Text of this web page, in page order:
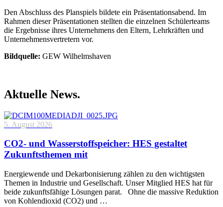
Den Abschluss des Planspiels bildete ein Präsentationsabend. Im
Rahmen dieser Präsentationen stellten die einzelnen Schülerteams
die Ergebnisse ihres Unternehmens den Eltern, Lehrkräften und
Unternehmensvertretern vor.
Bildquelle: GEW Wilhelmshaven
Aktuelle News.
5. August 2026
CO2- und Wasserstoffspeicher: HES gestaltet
Zukunftsthemen mit
Energiewende und Dekarbonisierung zählen zu den wichtigsten
Themen in Industrie und Gesellschaft. Unser Mitglied HES hat für
beide zukunftsfähige Lösungen parat. Ohne die massive Reduktion
von Kohlendioxid (CO2) und …